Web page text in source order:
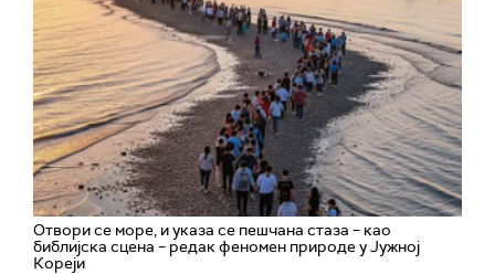
Отвори се море, и указа се пешчана стаза – као
библијска сцена – редак феномен природе у Јужној
Кореји